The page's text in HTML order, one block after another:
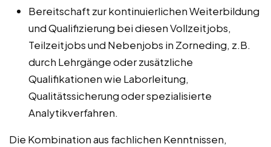
Bereitschaft zur kontinuierlichen Weiterbildung
und Qualifizierung bei diesen Vollzeitjobs,
Teilzeitjobs und Nebenjobs in Zorneding, z.B.
durch Lehrgänge oder zusätzliche
Qualifikationen wie Laborleitung,
Qualitätssicherung oder spezialisierte
Analytikverfahren.
Die Kombination aus fachlichen Kenntnissen,